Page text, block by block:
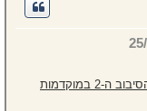
סיכום משחק הגומלין מול א.א.ק אתונה במסגרת הסיבוב ה-2 במוקדמות